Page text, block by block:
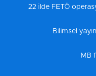
22 ilde FETÖ
Bilimsel
MB